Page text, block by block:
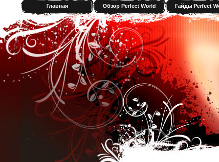
Главная Обзор Perfect World Гайды Perfect